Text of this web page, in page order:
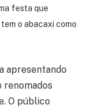
festa que
o abacaxi como
apresentando
renomados
O público